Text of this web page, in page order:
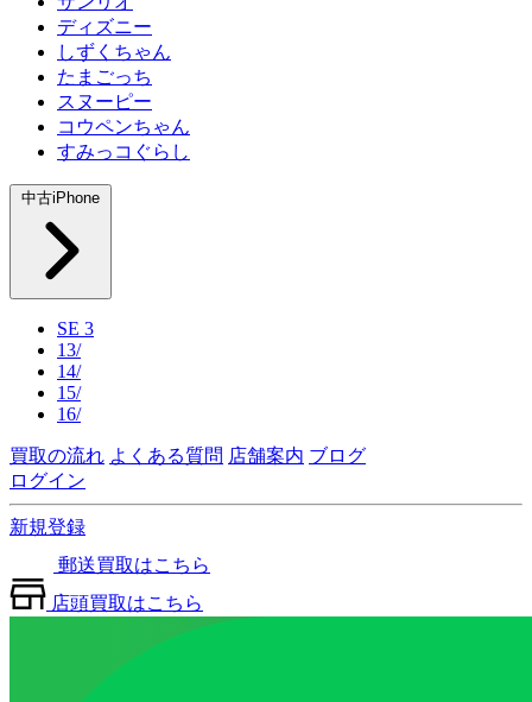
ディズニー
しずくちゃん
たまごっち
スヌーピー
コウペンちゃん
すみっコぐらし
中古iPhone
SE 3
13/
14/
15/
16/
買取の流れ よくある質問 店舗案内 ブログ
ログイン
新規登録
郵送買取はこちら
店頭買取はこちら